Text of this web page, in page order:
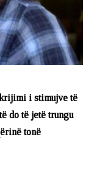
i stimujve të
do të jetë trungu
tonë